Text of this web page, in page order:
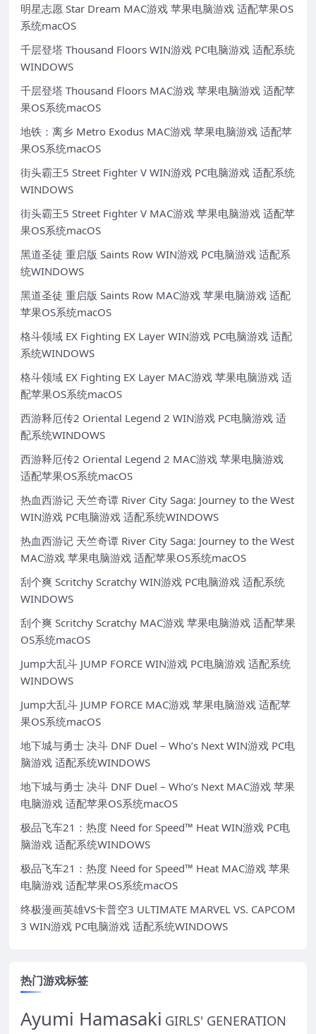
明星志愿 Star Dream MAC游戏 苹果电脑游戏 适配苹果OS
系统macOS
千层登塔 Thousand Floors WIN游戏 PC电脑游戏 适配系统
WINDOWS
千层登塔 Thousand Floors MAC游戏 苹果电脑游戏 适配苹
果OS系统macOS
地铁：离乡 Metro Exodus MAC游戏 苹果电脑游戏 适配苹
果OS系统macOS
街头霸王5 Street Fighter V WIN游戏 PC电脑游戏 适配系统
WINDOWS
街头霸王5 Street Fighter V MAC游戏 苹果电脑游戏 适配苹
果OS系统macOS
黑道圣徒 重启版 Saints Row WIN游戏 PC电脑游戏 适配系
统WINDOWS
黑道圣徒 重启版 Saints Row MAC游戏 苹果电脑游戏 适配
苹果OS系统macOS
格斗领域 EX Fighting EX Layer WIN游戏 PC电脑游戏 适配
系统WINDOWS
格斗领域 EX Fighting EX Layer MAC游戏 苹果电脑游戏 适
配苹果OS系统macOS
西游释厄传2 Oriental Legend 2 WIN游戏 PC电脑游戏 适
配系统WINDOWS
西游释厄传2 Oriental Legend 2 MAC游戏 苹果电脑游戏
适配苹果OS系统macOS
热血西游记 天竺奇谭 River City Saga: Journey to the West
WIN游戏 PC电脑游戏 适配系统WINDOWS
热血西游记 天竺奇谭 River City Saga: Journey to the West
MAC游戏 苹果电脑游戏 适配苹果OS系统macOS
刮个爽 Scritchy Scratchy WIN游戏 PC电脑游戏 适配系统
WINDOWS
刮个爽 Scritchy Scratchy MAC游戏 苹果电脑游戏 适配苹果
OS系统macOS
Jump大乱斗 JUMP FORCE WIN游戏 PC电脑游戏 适配系统
WINDOWS
Jump大乱斗 JUMP FORCE MAC游戏 苹果电脑游戏 适配苹
果OS系统macOS
地下城与勇士 决斗 DNF Duel – Who’s Next WIN游戏 PC电
脑游戏 适配系统WINDOWS
地下城与勇士 决斗 DNF Duel – Who’s Next MAC游戏 苹果
电脑游戏 适配苹果OS系统macOS
极品飞车21：热度 Need for Speed™ Heat WIN游戏 PC电
脑游戏 适配系统WINDOWS
极品飞车21：热度 Need for Speed™ Heat MAC游戏 苹果
电脑游戏 适配苹果OS系统macOS
终极漫画英雄VS卡普空3 ULTIMATE MARVEL VS. CAPCOM
3 WIN游戏 PC电脑游戏 适配系统WINDOWS
热门游戏标签
Ayumi Hamasaki GIRLS' GENERATION